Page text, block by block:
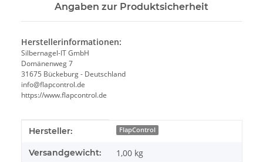
Angaben zur Produktsicherheit
Herstellerinformationen:
Silbernagel-IT GmbH
Domänenweg 7
31675 Bückeburg - Deutschland
info@flapcontrol.de
https://www.flapcontrol.de
Produkteigenschaft
Wert
Hersteller: FlapControl
Versandgewicht: 1,00 kg